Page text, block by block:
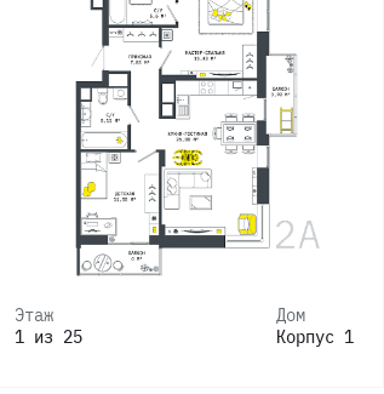
Этаж
1 из 25
Дом
Корпус 1